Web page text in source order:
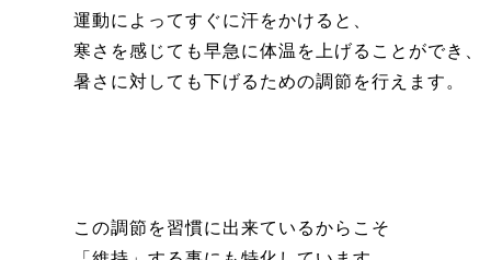
運動によってすぐに汗をかけると、
寒さを感じても早急に体温を上げることができ、
暑さに対しても下げるための調節を行えます。
この調節を習慣に出来ているからこそ